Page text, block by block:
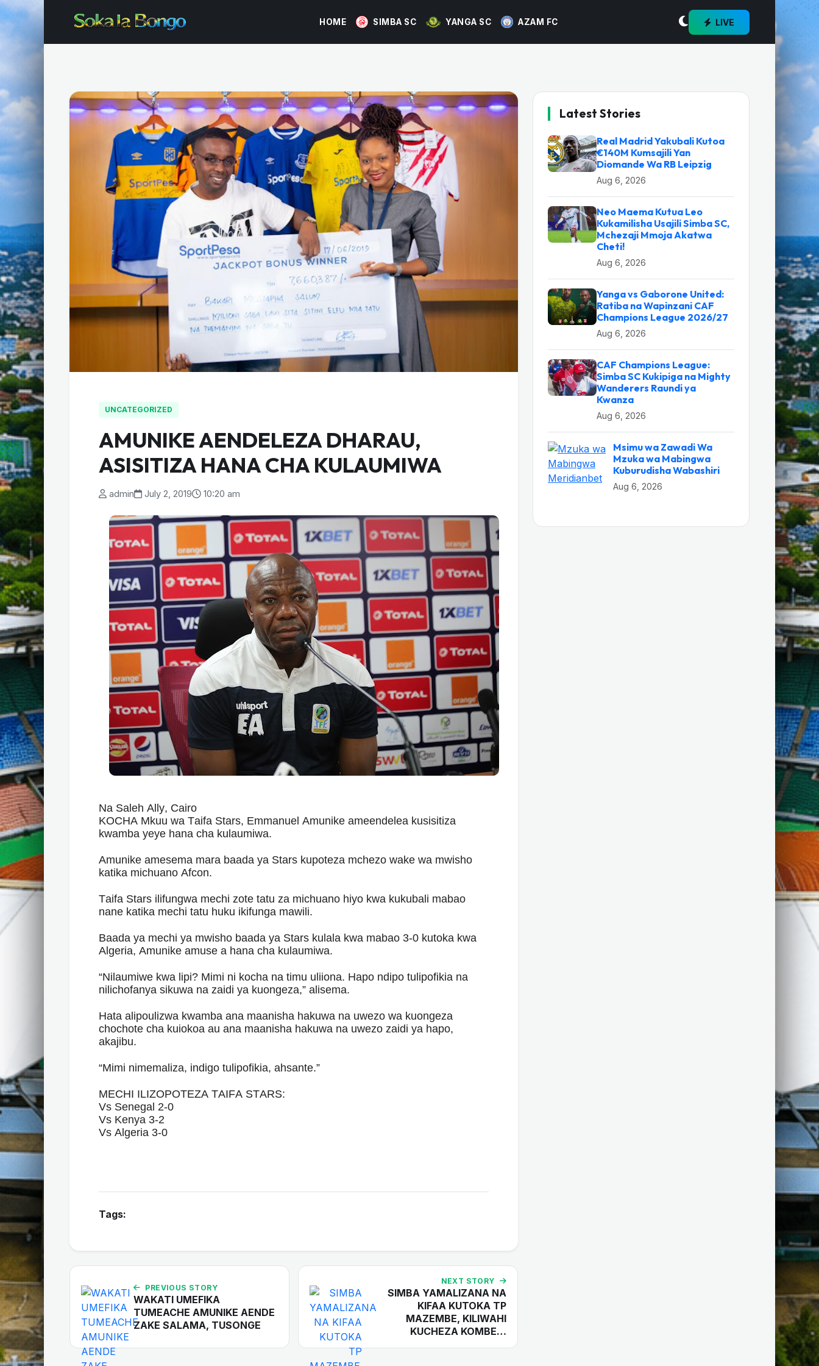
HOME SIMBA SC YANGA SC AZAM FC LIVE
UNCATEGORIZED
AMUNIKE AENDELEZA DHARAU,
ASISITIZA HANA CHA KULAUMIWA
admin July 2, 2019 10:20 am
Na Saleh Ally, Cairo
KOCHA Mkuu wa Taifa Stars, Emmanuel Amunike ameendelea kusisitiza
kwamba yeye hana cha kulaumiwa.
Amunike amesema mara baada ya Stars kupoteza mchezo wake wa mwisho
katika michuano Afcon.
Taifa Stars ilifungwa mechi zote tatu za michuano hiyo kwa kukubali mabao
nane katika mechi tatu huku ikifunga mawili.
Baada ya mechi ya mwisho baada ya Stars kulala kwa mabao 3-0 kutoka kwa
Algeria, Amunike amuse a hana cha kulaumiwa.
“Nilaumiwe kwa lipi? Mimi ni kocha na timu uliiona. Hapo ndipo tulipofikia na
nilichofanya sikuwa na zaidi ya kuongeza,” alisema.
Hata alipoulizwa kwamba ana maanisha hakuwa na uwezo wa kuongeza
chochote cha kuiokoa au ana maanisha hakuwa na uwezo zaidi ya hapo,
akajibu.
“Mimi nimemaliza, indigo tulipofikia, ahsante.”
MECHI ILIZOPOTEZA TAIFA STARS:
Vs Senegal 2-0
Vs Kenya 3-2
Vs Algeria 3-0
Tags:
PREVIOUS STORY
WAKATI UMEFIKA
TUMEACHE AMUNIKE AENDE
ZAKE SALAMA, TUSONGE
NEXT STORY
SIMBA YAMALIZANA NA
KIFAA KUTOKA TP
MAZEMBE, KILIWAHI
KUCHEZA KOMBE…
Latest Stories
Real Madrid Yakubali Kutoa
€140M Kumsajili Yan
Diomande Wa RB Leipzig
Aug 6, 2026
Neo Maema Kutua Leo
Kukamilisha Usajili Simba SC,
Mchezaji Mmoja Akatwa
Cheti!
Aug 6, 2026
Yanga vs Gaborone United:
Ratiba na Wapinzani CAF
Champions League 2026/27
Aug 6, 2026
CAF Champions League:
Simba SC Kukipiga na Mighty
Wanderers Raundi ya
Kwanza
Aug 6, 2026
Msimu wa Zawadi Wa
Mzuka wa Mabingwa
Kuburudisha Wabashiri
Aug 6, 2026